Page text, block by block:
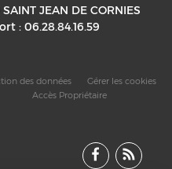
SAINT JEAN DE CORNIES
: 06.28.84.16.59
des données
Gérer les cookies
Accès Propriétaire